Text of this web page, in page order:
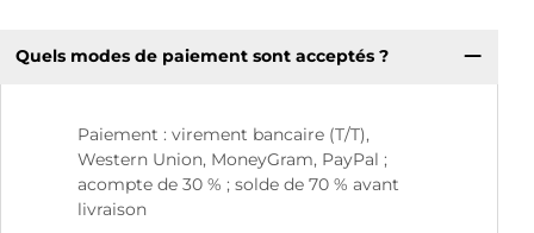
Quels modes de paiement sont acceptés ?
Paiement : virement bancaire (T/T),
Western Union, MoneyGram, PayPal ;
acompte de 30 % ; solde de 70 % avant
livraison